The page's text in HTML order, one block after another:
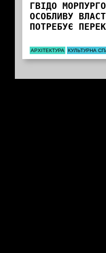
ГВІДО
ОСОБЛИВУ
ПОТРЕБУЄ
АРХІТЕКТУРА КУЛЬТУРНА